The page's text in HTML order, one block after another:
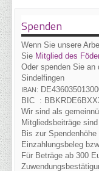
Spenden
Wenn Sie unsere
Sie Mitglied des
Oder spenden Sie an
Sindelfingen
IBAN: DE4360350130
BIC :
Wir sind als
Mitgliedsbeiträge
Bis zur
Einzahlungsbeleg
Für Beträge ab 300